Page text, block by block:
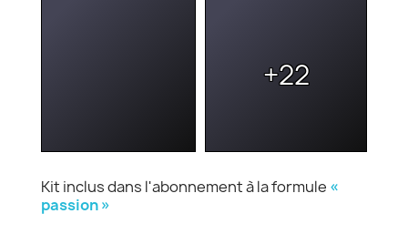
+22
Kit inclus dans l'abonnement à la formule «
passion »